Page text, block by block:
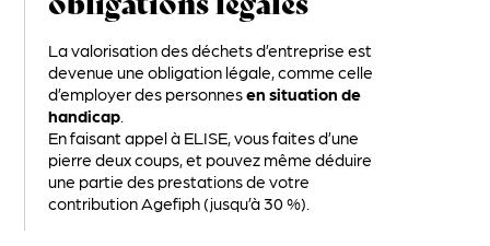
La valorisation des déchets d’entreprise est
devenue une obligation légale, comme celle
d’employer des personnesen situation de
handicap.
En faisant appel à ELISE, vous faites d’une
pierre deux coups, et pouvez même déduire
une partie des prestations de votre
contribution Agefiph (jusqu’à 30 %).